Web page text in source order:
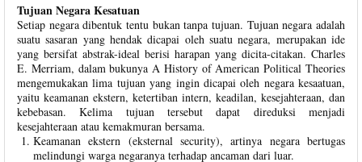
Tujuan Negara Kesatuan
Setiap negara dibentuk tentu bukan tanpa tujuan. Tujuan negara adalah
suatu sasaran yang hendak dicapai oleh suatu negara, merupakan ide
yang bersifat abstrak-ideal berisi harapan yang dicita-citakan. Charles
E. Merriam, dalam bukunya A History of American Political Theories
mengemukakan lima tujuan yang ingin dicapai oleh negara kesaatuan,
yaitu keamanan ekstern, ketertiban intern, keadilan, kesejahteraan, dan
kebebasan. Kelima tujuan tersebut dapat direduksi menjadi
kesejahteraan atau kemakmuran bersama.
Keamanan ekstern (eksternal security), artinya negara bertugas
melindungi warga negaranya terhadap ancaman dari luar.